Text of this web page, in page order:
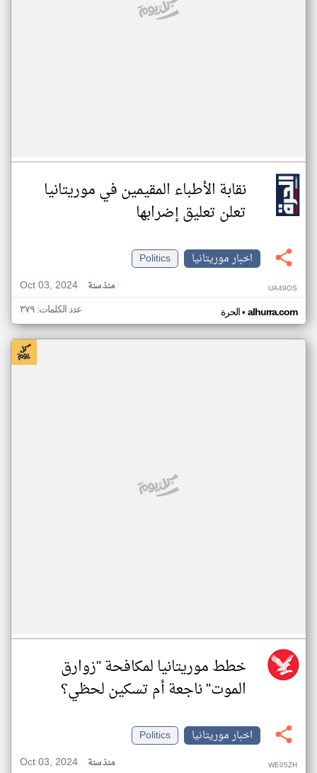
نقابة الأطباء المقيمين في موريتانيا
تعلن تعليق إضرابها
اخبار موريتانيا
Politics
Oct 03, 2024
منذ سنة UA49OS
الحرة• alhurra.com عدد الكلمات: ٣٧٩
خطط موريتانيا لمكافحة "زوارق
الموت" ناجعة أم تسكين لحظي؟
اخبار موريتانيا
Politics
Oct 03, 2024
منذ سنة WE05ZH